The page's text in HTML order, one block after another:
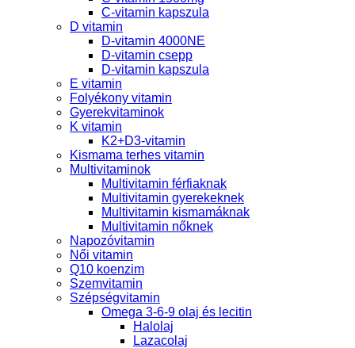
C-vitamin kapszula
D vitamin
D-vitamin 4000NE
D-vitamin csepp
D-vitamin kapszula
E vitamin
Folyékony vitamin
Gyerekvitaminok
K vitamin
K2+D3-vitamin
Kismama terhes vitamin
Multivitaminok
Multivitamin férfiaknak
Multivitamin gyerekeknek
Multivitamin kismamáknak
Multivitamin nőknek
Napozóvitamin
Női vitamin
Q10 koenzim
Szemvitamin
Szépségvitamin
Omega 3-6-9 olaj és lecitin
Halolaj
Lazacolaj